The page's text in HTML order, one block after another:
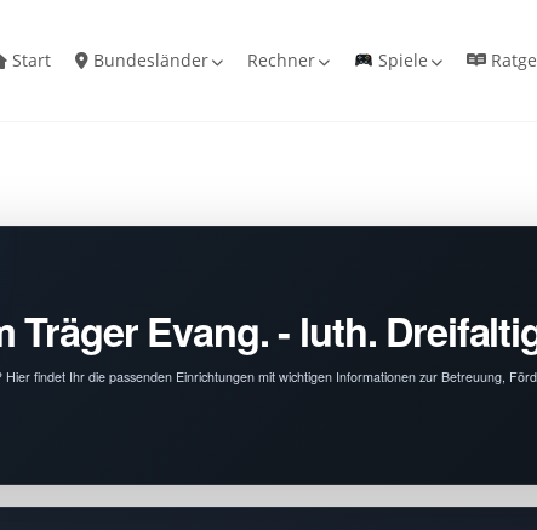
Start Bundesländer Rechner Spiele
Evang. - luth.
findet Ihr die passenden Einrichtungen mit wichtigen Informationen zur Betreuung,